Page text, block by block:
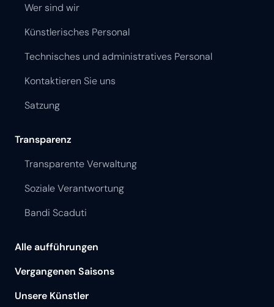
Wer sind wir
Künstlerisches Personal
Technisches und administratives Personal
Kontaktieren Sie uns
Satzung
Transparenz
Transparente Verwaltung
Soziale Verantwortung
Bandi Scaduti
Alle aufführungen
Vergangenen Saisons
Unsere Künstler